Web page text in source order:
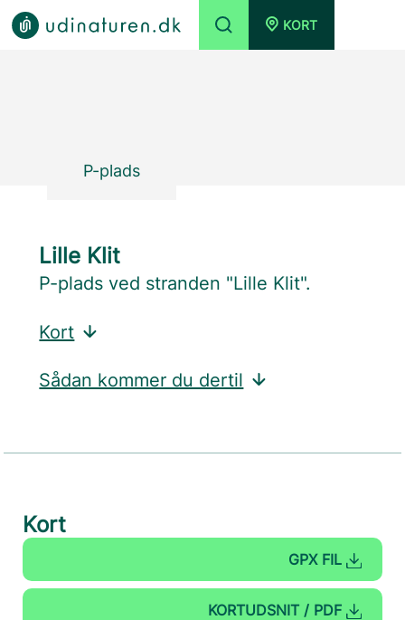
KORT
P-plads
Lille Klit
P-plads ved stranden "Lille Klit".
Kort
Sådan kommer du dertil
Kort
GPX FIL
KORTUDSNIT / PDF